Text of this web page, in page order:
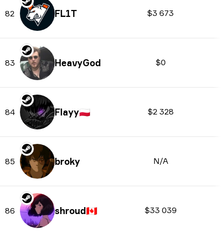
82 FL1T $3 673
83 HeavyGod $0
84 Flayy🇵🇱 $2 328
85 broky N/A
86 shroud🇨🇦 $33 039